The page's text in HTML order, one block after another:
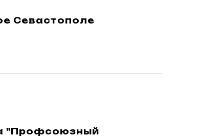
Севастополе
"Профсоюзный